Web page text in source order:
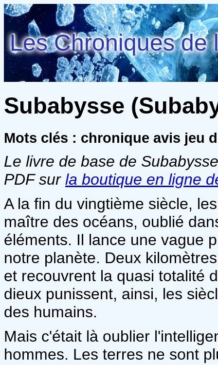
Les Chroniques de
Subabysse
Mots clés : chronique avis jeu
Le livre de base de
PDF sur la boutique en ligne
A la fin du vingtième siècle,
maître des océans, oublié
éléments. Il lance une vague
notre planète. Deux
et recouvrent la quasi totalité
dieux punissent, ainsi, les
des humains.
Mais c'était là oublier
hommes. Les terres ne sont